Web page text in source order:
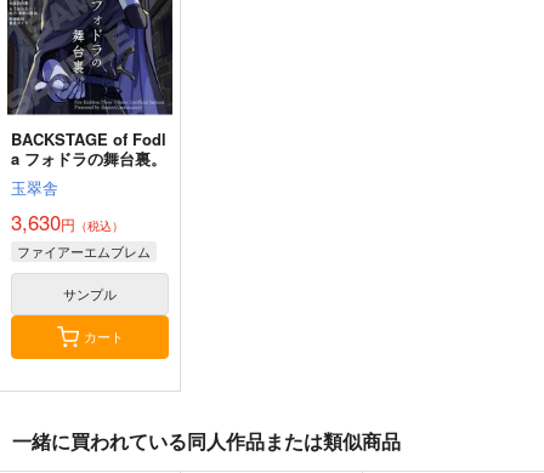
シルヴァン×ベレス
サンプル
カート
なんでこの人と店番な
BACKSTAGE of Fodl
BACKSTAGE of Fodl
a フォドラの舞台裏。
玉翠舎
3,630円 （税込）
ファイアーエムブレム
サンプル
カート
一緒に買われている同人作品または類似商品